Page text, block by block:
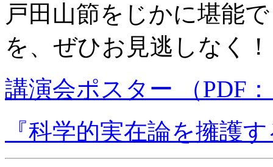
戸田山節をじかに堪能
を、ぜひお見逃しなく！
講演会ポスター （PDF
『科学的実在論を擁護